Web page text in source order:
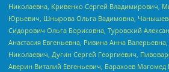
Николаевна, Кривенко Сергей Владимирович,
Юрьевич, Шнырова Ольга Вадимовна,
Сидорович Ольга Борисовна, Туровский
Анастасия Евгеньевна, Ривина Анна
Николаевич, Дугин Сергей Георгиевич,
Аверин Виталий Евгеньевич, Барахоев